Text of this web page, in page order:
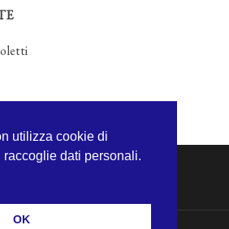
utilizza cookie di
dati personali.
OK